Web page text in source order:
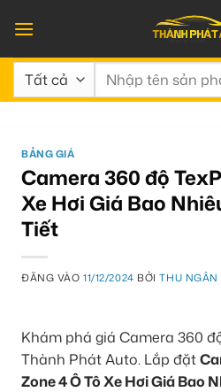
qua
nội
dung
Tìm
BẢNG GIÁ
Camera 360 độ
Xe Hơi Giá Bao
Tiết
ĐĂNG VÀO11/12/2024 BỞITHU NGÂN
Khám phá giá Camera 360
Thành Phát Auto. Lắp đặt
Zone 4 Ô Tô Xe Hơi Giá Bao